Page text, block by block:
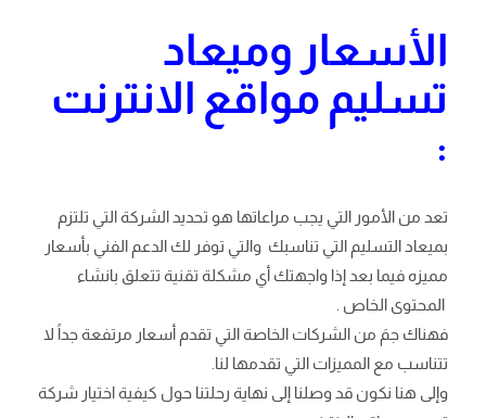
الأسعار وميعاد
تسليم مواقع الانترنت
:
تعد من الأمور التي يجب مراعاتها هو تحديد الشركة التي تلتزم
بميعاد التسليم التي تناسبك والتي توفر لك الدعم الفني بأسعار
مميزه فيما بعد إذا واجهتك أي مشكلة تقنية تتعلق بانشاء
المحتوى الخاص .
فهناك جمَ من الشركات الخاصة التي تقدم أسعار مرتفعة جداً لا
تتناسب مع المميزات التي تقدمها لنا.
وإلى هنا نكون قد وصلنا إلى نهاية رحلتنا حول كيفية اختيار شركة